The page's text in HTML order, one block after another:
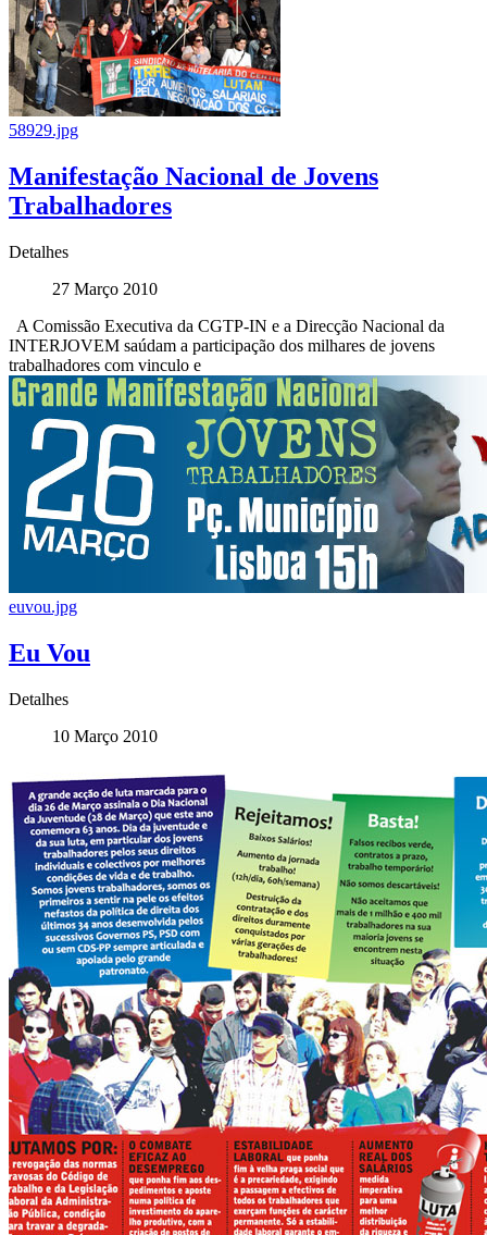
58929.jpg
Manifestação Nacional de Jovens
Trabalhadores
Detalhes
27 Março 2010
A Comissão Executiva da CGTP-IN e a Direcção Nacional da
INTERJOVEM saúdam a participação dos milhares de jovens
trabalhadores com vinculo e
euvou.jpg
Eu Vou
Detalhes
10 Março 2010